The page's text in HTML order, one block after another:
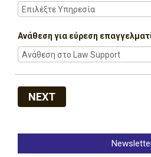
Ανάθεση για εύρεση
NEXT